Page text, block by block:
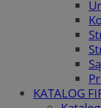
KATALOG